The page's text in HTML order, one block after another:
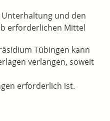
und den
erforderlichen Mittel
Tübingen kann
verlangen, soweit
erforderlich ist.